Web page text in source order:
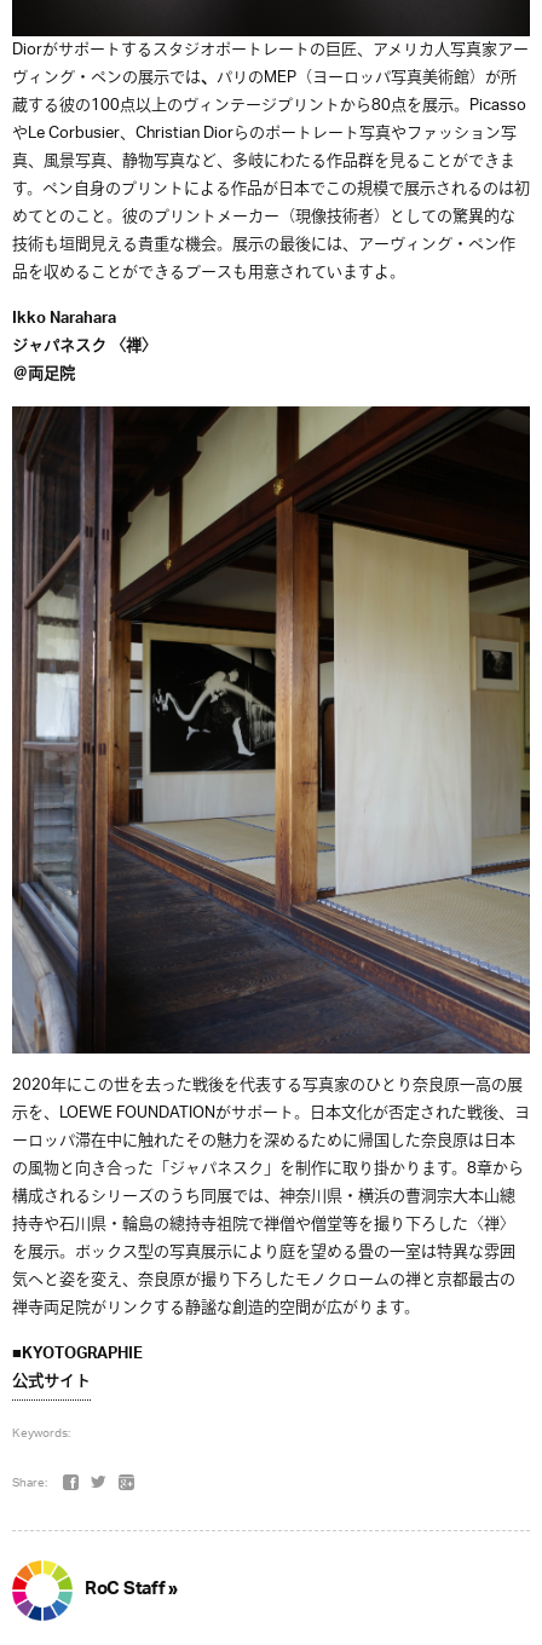
Diorがサポートするスタジオポートレートの巨匠、アメリカ人写真家アー
ヴィング・ペンの展示では、 パリのMEP（ヨーロッパ写真美術館）が所
蔵する彼の100点以上のヴィンテージプリントから80点を展示。Picasso
やLe Corbusier、Christian Diorらのポートレート写真やファッション写
真、風景写真、静物写真など、多岐にわたる作品群を見ることができま
す。ペン自身のプリントによる作品が日本でこの規模で展示されるのは初
めてとのこと。彼のプリントメーカー（現像技術者）としての驚異的な
技術も垣間見える貴重な機会。展示の最後には、アーヴィング・ペン作
品を収めることができるブースも用意されていますよ。
Ikko Narahara
ジャパネスク 〈禅〉
＠両足院
2020年にこの世を去った戦後を代表する写真家のひとり奈良原一高の展
示を、LOEWE FOUNDATIONがサポート。日本文化が否定された戦後、ヨ
ーロッパ滞在中に触れたその魅力を深めるために帰国した奈良原は日本
の風物と向き合った「ジャパネスク」を制作に取り掛かります。8章から
構成されるシリーズのうち同展では、神奈川県・横浜の曹洞宗大本山總
持寺や石川県・輪島の總持寺祖院で禅僧や僧堂等を撮り下ろした〈禅〉
を展示。ボックス型の写真展示により庭を望める畳の一室は特異な雰囲
気へと姿を変え、奈良原が撮り下ろしたモノクロームの禅と京都最古の
禅寺両足院がリンクする静謐な創造的空間が広がります。
■KYOTOGRAPHIE
公式サイト
Keywords:
Share:
RoC Staff »